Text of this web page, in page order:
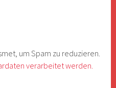
um Spam zu reduzieren.
verarbeitet werden.